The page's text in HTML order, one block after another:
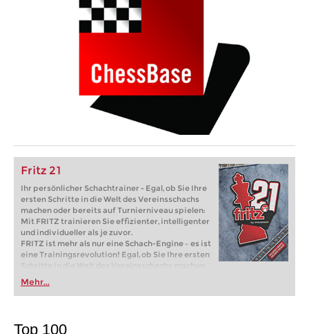
Fritz 21
Ihr persönlicher Schachtrainer - Egal, ob Sie Ihre
ersten Schritte in die Welt des Vereinsschachs
machen oder bereits auf Turnierniveau spielen:
Mit FRITZ trainieren Sie effizienter, intelligenter
und individueller als je zuvor.
FRITZ ist mehr als nur eine Schach-Engine – es ist
eine Trainingsrevolution! Egal, ob Sie Ihre ersten
Schritte in die Welt des Vereinsschachs machen
oder bereits auf Turnierniveau spielen: Mit
FRITZ trainieren Sie effizienter, intelligenter und
individueller als je zuvor.
Mehr...
Top 100